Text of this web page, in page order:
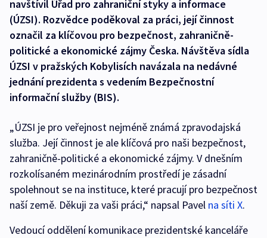
navštívil Úřad pro zahraniční styky a informace
(ÚZSI). Rozvědce poděkoval za práci, její činnost
označil za klíčovou pro bezpečnost, zahraničně-
politické a ekonomické zájmy Česka. Návštěva sídla
ÚZSI v pražských Kobylisích navázala na nedávné
jednání prezidenta s vedením Bezpečnostní
informační služby (BIS).
„ÚZSI je pro veřejnost nejméně známá zpravodajská
služba. Její činnost je ale klíčová pro naši bezpečnost,
zahraničně-politické a ekonomické zájmy. V dnešním
rozkolísaném mezinárodním prostředí je zásadní
spolehnout se na instituce, které pracují pro bezpečnost
naší země. Děkuji za vaši práci,“ napsal Pavel na síti X.
Vedoucí oddělení komunikace prezidentské kanceláře